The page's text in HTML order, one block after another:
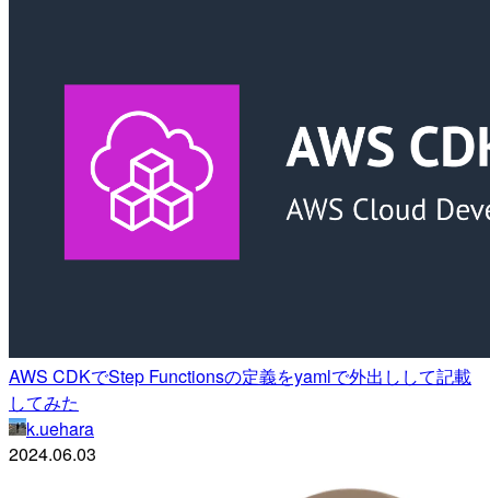
AWS CDKでStep Functionsの定義をyamlで外出しして記載
してみた
k.uehara
2024.06.03